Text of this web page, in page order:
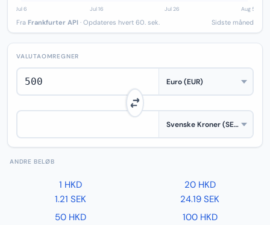
Fra Frankfurter API · Opdateres hvert 60. sek. Sidste måned
VALUTAOMREGNER
ANDRE BELØB
1 HKD
1.21 SEK
20 HKD
24.19 SEK
50 HKD
100 HKD